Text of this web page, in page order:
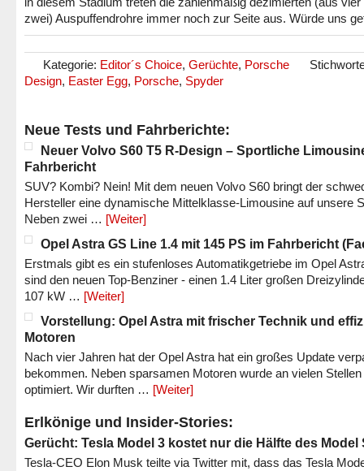
zwei) Auspuffendrohre immer noch zur Seite aus. Würde uns
Kategorie: Editor´s Choice, Gerüchte, Porsche
Design, Easter Egg, Porsche, Spyder
Neue Tests und Fahrberichte:
Neuer Volvo S60 T5 R-Design – Sportliche
Fahrbericht
SUV? Kombi? Nein! Mit dem neuen Volvo S60 bringt der
Hersteller eine dynamische Mittelklasse-Limousine auf unsere
Neben zwei … [Weiter]
Opel Astra GS Line 1.4 mit 145 PS im Fahrbericht
Erstmals gibt es ein stufenloses Automatikgetriebe im Opel
sind den neuen Top-Benziner - einen 1.4 Liter großen
107 kW … [Weiter]
Vorstellung: Opel Astra mit frischer Technik und
Motoren
Nach vier Jahren hat der Opel Astra hat ein großes Update
bekommen. Neben sparsamen Motoren wurde an vielen Stellen
optimiert. Wir durften … [Weiter]
Erlkönige und Insider-Stories:
Gerücht: Tesla Model 3 kostet nur die Hälfte des Model
Tesla-CEO Elon Musk teilte via Twitter mit, dass das Tesla